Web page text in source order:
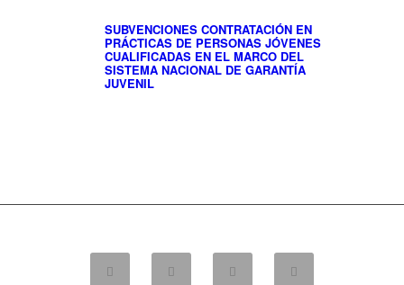
SUBVENCIONES CONTRATACIÓN EN
PRÁCTICAS DE PERSONAS JÓVENES
CUALIFICADAS EN EL MARCO DEL
SISTEMA NACIONAL DE GARANTÍA
JUVENIL